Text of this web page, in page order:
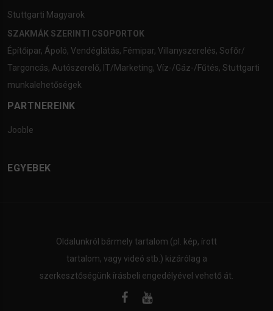
Stuttgarti Magyarok
SZAKMÁK SZERINTI CSOPORTOK
Építőipar, Ápoló, Vendéglátás, Fémipar, Villanyszerelés, Sofőr/
Targoncás, Autószerelő, IT/Marketing, Víz-/Gáz-/Fűtés, Stuttgarti
munkalehetőségek
PARTNEREINK
Jooble
EGYEBEK
Oldalunkról bármely tartalom (pl. kép, írott
tartalom, vagy videó stb.) kizárólag a
szerkesztőségünk írásbeli engedélyével vehető át.